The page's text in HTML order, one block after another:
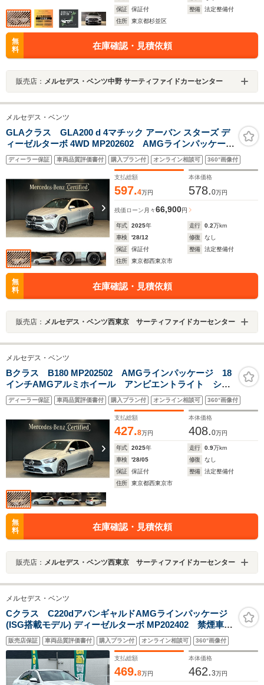
保証
保証付 整備
法定整備付
住所
東京都杉並区
無
料
在庫確認・見積依頼
販売店： メルセデス・ベンツ中野 サーティファイドカーセンター
メルセデス・ベンツ
GLAクラス GLA200 d 4マチック アーバン スターズ デ
ィーゼルターボ 4WD MP202602 AMGラインパッケー
ジ 20インチAMGアルミホイール AMGライン マルチ
ビームLEDヘッドライト アンビエントライト 360度カ
メラ ヘッドアップディスプレイ シートヒーター パ
ノラミックスライディングルーフ
ディーラー保証 車両品質評価書付 購入プラン付 オンライン相談可 360°画像付
支払総額
597.4万円
本体価格
578.0万円
残価ローン 月々66,900円
年式 2025年 走行 0.2万km
車検
'28/12 修復
なし
保証
保証付 整備
法定整備付
住所
東京都西東京市
無
料
在庫確認・見積依頼
販売店： メルセデス・ベンツ西東京 サーティファイドカーセンター
メルセデス・ベンツ
Bクラス B180 MP202502 AMGラインパッケージ 18
インチAMGアルミホイール アンビエントライト シー
トヒーター ダイレクトステアリング マルチビーム
LEDヘッドライト スポーツシート カーボンルックイ
ンテリアトリム
ディーラー保証 車両品質評価書付 購入プラン付 オンライン相談可 360°画像付
支払総額
427.8万円
本体価格
408.0万円
年式 2025年 走行 0.9万km
車検
'28/05 修復
なし
保証
保証付 整備
法定整備付
住所
東京都西東京市
無
料
在庫確認・見積依頼
販売店： メルセデス・ベンツ西東京 サーティファイドカーセンター
メルセデス・ベンツ
Cクラス C220dアバンギャルドAMGラインパッケージ
(ISG搭載モデル) ディーゼルターボ MP202402 禁煙車/
内外装簡易清掃済/カーセンサー認定書有/ハーフレザーシ
ート/純正ナビ/フルセグTV./アラウンドビューモニター/レ
ーダークルコン/ETC2.0/ドラレコ/シートメモリー/シート
ヒーター/BSM/安全装置/純正AW/HUD
販売店保証 車両品質評価書付 購入プラン付 オンライン相談可 360°画像付
支払総額
469.8万円
本体価格
462.3万円